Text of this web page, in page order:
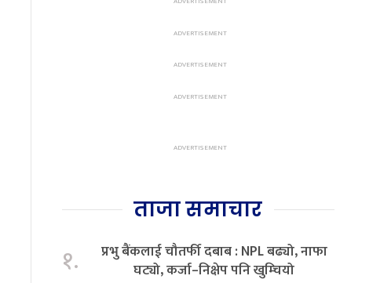
ताजा समाचार
१.
प्रभु बैंकलाई चौतर्फी दबाब : NPL बढ्यो, नाफा
घट्यो, कर्जा–निक्षेप पनि खुम्चियो